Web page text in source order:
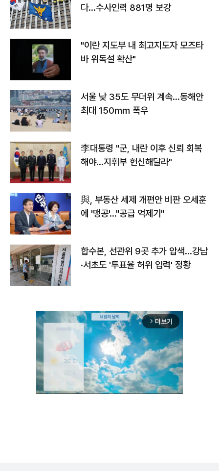
다…수사인력 881명 보강
"이란 지도부 내 최고지도자 모즈타
바 위독설 확산"
서울 낮 35도 무더위 계속…동해안
최대 150㎜ 폭우
李대통령 "군, 내란 이후 신뢰 회복
해야…지휘부 헌신해달라"
與, 부동산 세제 개편안 비판 오세훈
에 '맹공'…"공급 억제기"
합수본, 선관위 9곳 추가 압색…강남
·서초도 '투표율 허위 입력' 정황
arrow_forward_ios 더보기